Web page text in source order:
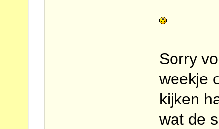
Sorry
weekje
kijken
wat de